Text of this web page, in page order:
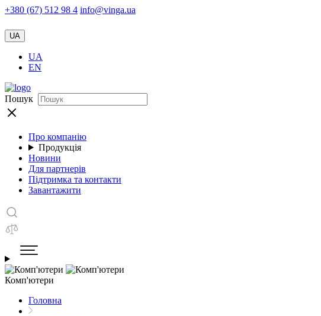
+380 (67) 512 98 4 info@vinga.ua
UA
UA
EN
Пошук
Про компанію
Продукція
Новини
Для партнерів
Підтримка та контакти
Завантажити
Комп'ютери
Головна